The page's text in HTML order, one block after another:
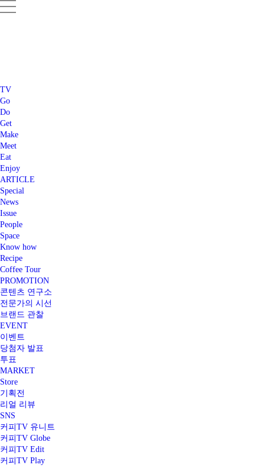
TV
Go
Do
Get
Make
Meet
Eat
Enjoy
ARTICLE
Special
News
Issue
People
Space
Know how
Recipe
Coffee Tour
PROMOTION
콘텐츠 연구소
전문가의 시선
브랜드 관찰
EVENT
이벤트
당첨자 발표
투표
MARKET
Store
기획전
리얼 리뷰
SNS
커피TV 유니트
커피TV Globe
커피TV Edit
커피TV Play